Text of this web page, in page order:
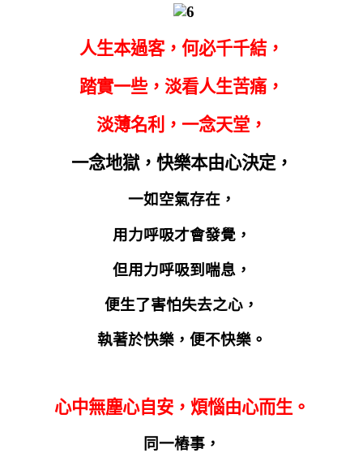
人生本過客，何必千千結，
踏實一些，淡看人生苦痛，
淡薄名利，一念天堂，
一念地獄， 快樂本由心決定，
一如空氣存在，
用力呼吸才會發覺，
但用力呼吸到喘息，
便生了害怕失去之心，
執著於快樂，便不快樂。
心中無塵心自安，煩惱由心而生。
同一樁事，